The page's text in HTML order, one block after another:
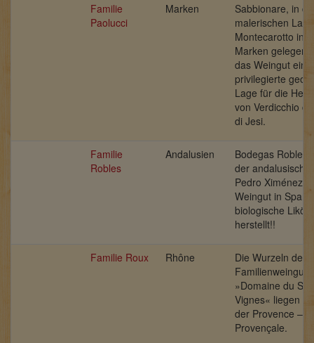
Familie
Paolucci
Marken
Sabbionare, in
malerischen
Montecarotto in
Marken gelegen,
das Weingut eine
privilegierte
Lage für die
von Verdicchio
di Jesi.
Familie
Robles
Andalusien
Bodegas Robles,
der
Pedro Ximénez.
Weingut in
biologische
herstellt!!
Familie Roux Rhône
Die Wurzeln des
Familienweinguts
»Domaine du
Vignes« liegen
der Provence –
Provençale.